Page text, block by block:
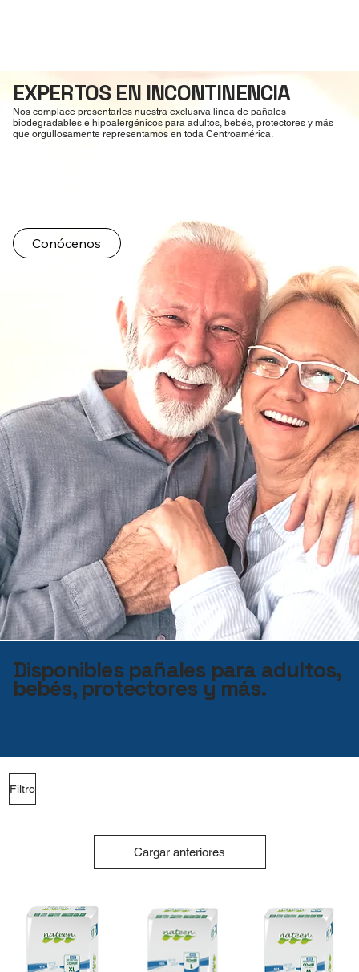
EXPERTOS EN INCONTINENCIA
Nos complace presentarles nuestra exclusiva línea de pañales
biodegradables e hipoalergénicos para adultos, bebés, protectores y más
que orgullosamente representamos en toda Centroamérica.
Conócenos
Disponibles pañales para adultos,
bebés, protectores y más.
Filtro
Cargar anteriores